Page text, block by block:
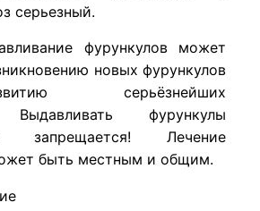
серьезный.
фурункулов может
новых фурункулов
серьёзнейших
Выдавливать фурункулы
запрещается! Лечение
быть местным и общим.